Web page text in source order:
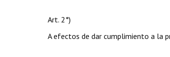
Art. 2°)
A efectos de dar cumplimiento a la